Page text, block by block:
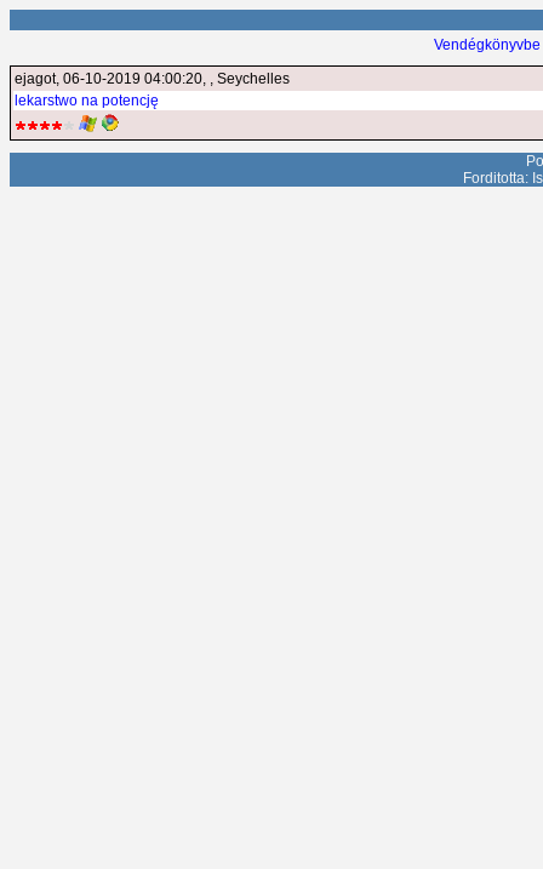
ejagot, 06-10-2019 04:00:20, , Seychelles
lekarstwo na potencję
Forditotta: